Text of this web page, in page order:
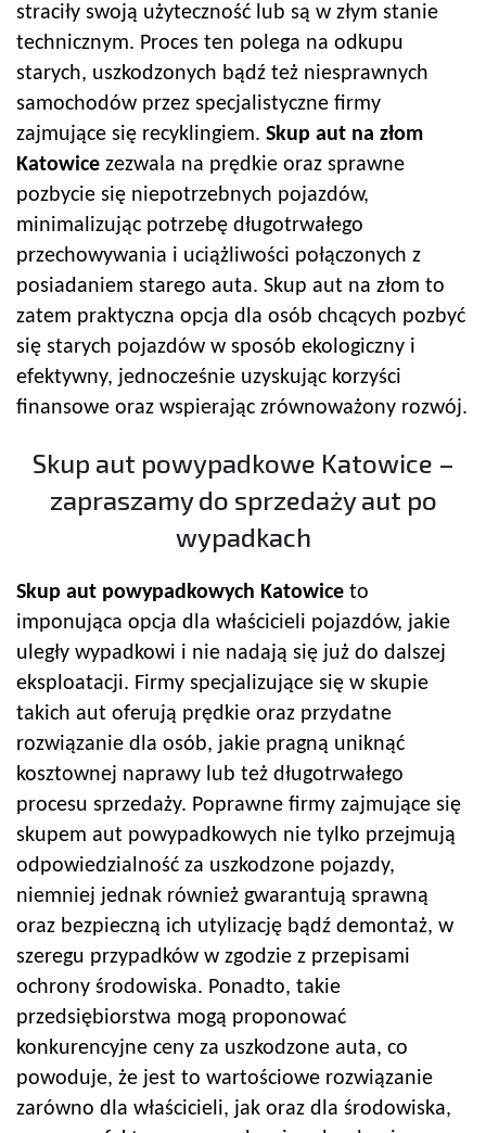
straciły swoją użyteczność lub są w złym stanie
technicznym. Proces ten polega na odkupu
starych, uszkodzonych bądź też niesprawnych
samochodów przez specjalistyczne firmy
zajmujące się recyklingiem. Skup aut na złom
Katowice zezwala na prędkie oraz sprawne
pozbycie się niepotrzebnych pojazdów,
minimalizując potrzebę długotrwałego
przechowywania i uciążliwości połączonych z
posiadaniem starego auta. Skup aut na złom to
zatem praktyczna opcja dla osób chcących pozbyć
się starych pojazdów w sposób ekologiczny i
efektywny, jednocześnie uzyskując korzyści
finansowe oraz wspierając zrównoważony rozwój.
Skup aut powypadkowe Katowice –
zapraszamy do sprzedaży aut po
wypadkach
Skup aut powypadkowych Katowice to
imponująca opcja dla właścicieli pojazdów, jakie
uległy wypadkowi i nie nadają się już do dalszej
eksploatacji. Firmy specjalizujące się w skupie
takich aut oferują prędkie oraz przydatne
rozwiązanie dla osób, jakie pragną uniknąć
kosztownej naprawy lub też długotrwałego
procesu sprzedaży. Poprawne firmy zajmujące się
skupem aut powypadkowych nie tylko przejmują
odpowiedzialność za uszkodzone pojazdy,
niemniej jednak również gwarantują sprawną
oraz bezpieczną ich utylizację bądź demontaż, w
szeregu przypadków w zgodzie z przepisami
ochrony środowiska. Ponadto, takie
przedsiębiorstwa mogą proponować
konkurencyjne ceny za uszkodzone auta, co
powoduje, że jest to wartościowe rozwiązanie
zarówno dla właścicieli, jak oraz dla środowiska,